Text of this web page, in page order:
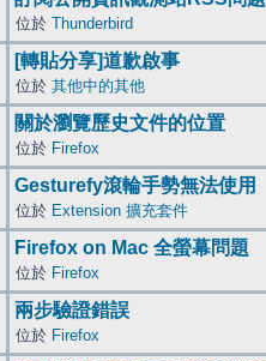
位於 Thunderbird
[轉貼分享]道歉啟事
位於 其他中的其他
關於瀏覽歷史文件的位置
位於 Firefox
Gesturefy滾輪手勢無法使用
位於 Extension 擴充套件
Firefox on Mac 全螢幕問題
位於 Firefox
兩步驗證錯誤
位於 Firefox